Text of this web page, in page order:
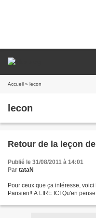
Accueil » lecon
lecon
Retour de la leçon
Publié le 31/08/2011 à 14:01
Par tataN
Pour ceux que ça intéresse,
Parisien!! A LIRE ICI Qu'en